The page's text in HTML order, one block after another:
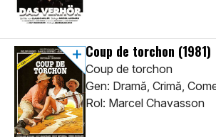
Coup de torchon (1981)
Coup de torchon
Gen: Dramă, Crimă,
Rol: Marcel Chavasson